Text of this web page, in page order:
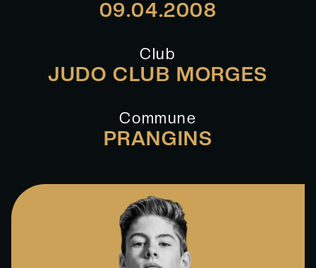
09.04.2008
Club
JUDO CLUB MORGES
Commune
PRANGINS